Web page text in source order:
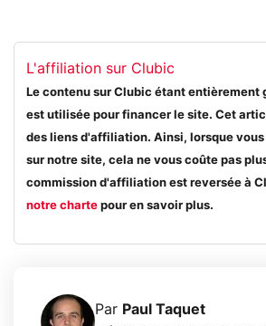
L'affiliation sur Clubic
Le contenu sur Clubic étant
est utilisée pour financer le site. Cet
des liens d'affiliation. Ainsi, lorsque
sur notre site, cela ne vous coûte pas
commission d'affiliation est reversée à
notre charte pour en savoir plus.
Par Paul Taquet